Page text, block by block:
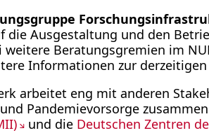
die Ausgestaltung und den
weitere Beratungsgremien im
Informationen zur
arbeitet eng mit anderen
Pandemievorsorge
und die Deutschen Zentren